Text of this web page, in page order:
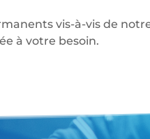
vis-à-vis de
à votre besoin.